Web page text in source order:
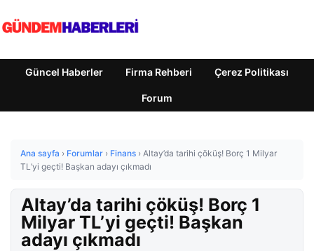
Güncel Haberler Firma Rehberi Çerez Politikası
Forum
Ana sayfa › Forumlar › Finans › Altay’da tarihi çöküş! Borç 1 Milyar
TL’yi geçti! Başkan adayı çıkmadı
Altay’da tarihi çöküş! Borç 1
Milyar TL’yi geçti! Başkan
adayı çıkmadı